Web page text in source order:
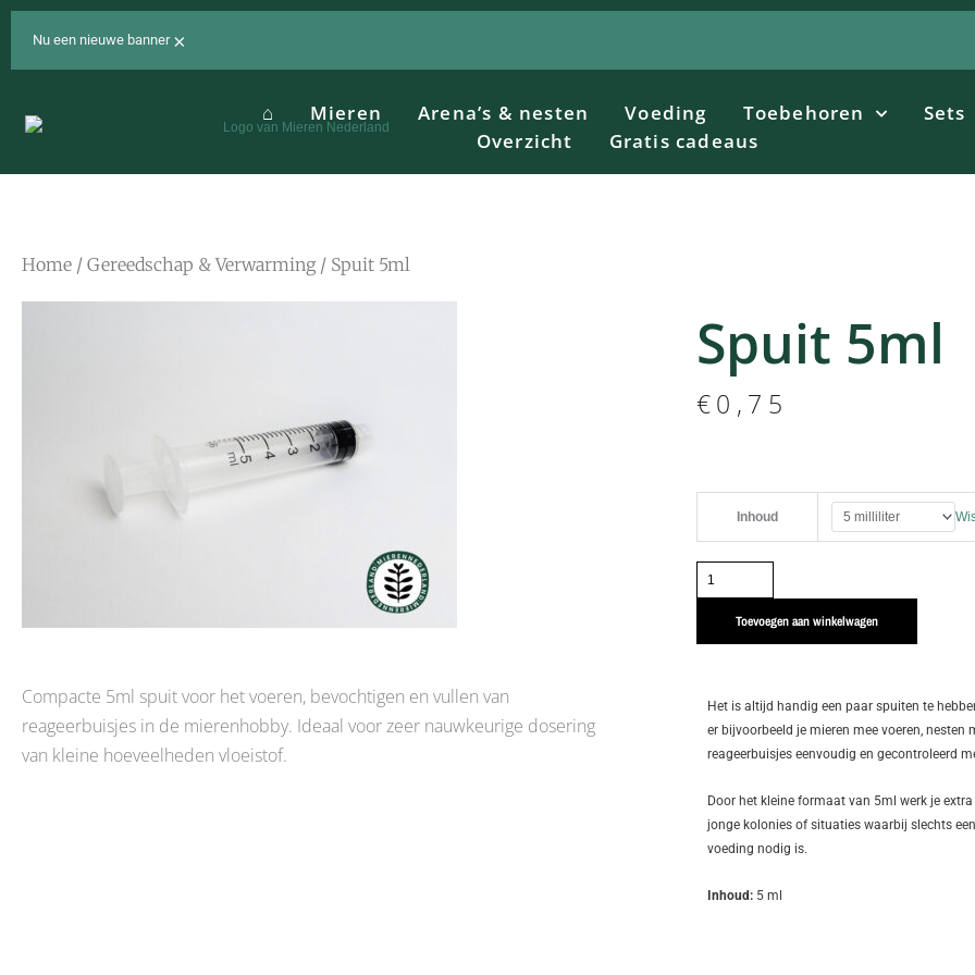
Ga
Nu een nieuwe banner ×
⌂ Mieren Arena’s & nesten Voeding Toebehoren
Sets
Overzicht
Gratis cadeaus
Home / Gereedschap & Verwarming/ Spuit 5ml
Compacte 5ml spuit voor het voeren, bevochtigen en vullen van
reageerbuisjes in de mierenhobby. Ideaal voor zeer nauwkeurige dosering
van kleine hoeveelheden vloeistof.
Spuit 5ml
€0,75
Inhoud
Toevoegen aan winkelwagen
Het is altijd handig een paar spuiten te
er bijvoorbeeld je mieren mee voeren, nesten
reageerbuisjes eenvoudig en gecontroleerd
Door het kleine formaat van 5ml werk je
jonge kolonies of situaties waarbij slechts
voeding nodig is.
Inhoud: 5 ml